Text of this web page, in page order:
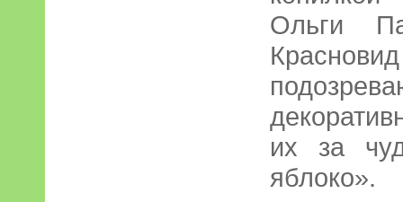
Ольги
их за
яблоко».